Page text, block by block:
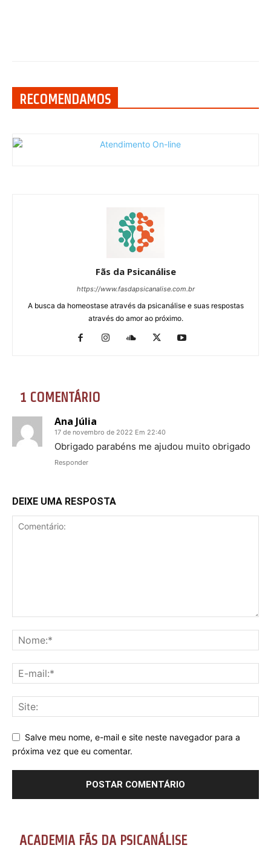
RECOMENDAMOS
Fãs da Psicanálise
https://www.fasdapsicanalise.com.br
A busca da homeostase através da psicanálise e suas respostas
através do amor ao próximo.
1 COMENTÁRIO
Ana Júlia
17 de novembro de 2022 Em 22:40
Obrigado parabéns me ajudou muito obrigado
Responder
DEIXE UMA RESPOSTA
Salve meu nome, e-mail e site neste navegador para a
próxima vez que eu comentar.
ACADEMIA FÃS DA PSICANÁLISE